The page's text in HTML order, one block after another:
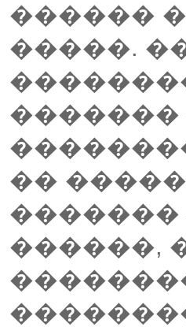
������
�����.
��
�������
������,